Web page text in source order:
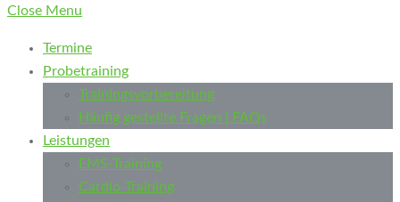
Close Menu
Termine
Probetraining
Trainingsvorbereitung
Häufig gestellte Fragen | FAQs
Leistungen
EMS-Training
Cardio-Training